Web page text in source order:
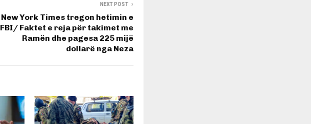
NEXT POST
New York Times tregon hetimin e
FBI/ Faktet e reja për takimet me
Ramën dhe pagesa 225 mijë
dollarë nga Neza